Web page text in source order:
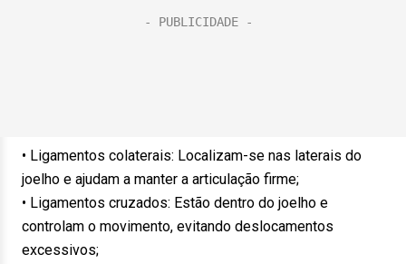
• Ligamentos colaterais: Localizam-se nas laterais do
joelho e ajudam a manter a articulação firme;
• Ligamentos cruzados: Estão dentro do joelho e
controlam o movimento, evitando deslocamentos
excessivos;